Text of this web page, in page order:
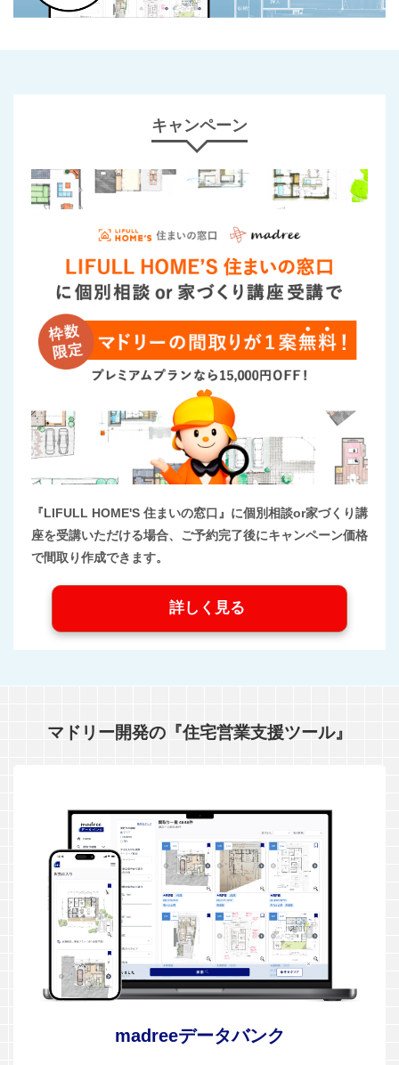
キャンペーン
『LIFULL HOME'S 住まいの窓口』に個別相談or家づくり講
座を受講いただける場合、ご予約完了後にキャンペーン価格
で間取り作成できます。
詳しく見る
マドリー開発の『住宅営業支援ツール』
madreeデータバンク